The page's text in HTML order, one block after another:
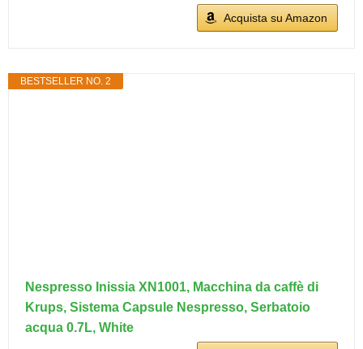
Acquista su Amazon
BESTSELLER NO. 2
Nespresso Inissia XN1001, Macchina da caffè di
Krups, Sistema Capsule Nespresso, Serbatoio
acqua 0.7L, White